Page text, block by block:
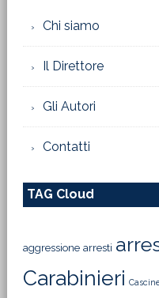
Chi siamo
Il Direttore
Gli Autori
Contatti
TAG Cloud
aggressione arresti
Carabinieri